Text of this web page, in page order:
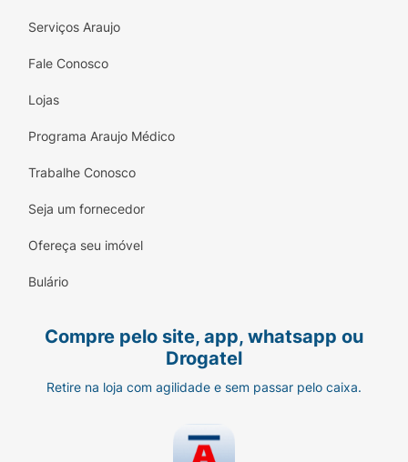
Serviços Araujo
Fale Conosco
Lojas
Programa Araujo Médico
Trabalhe Conosco
Seja um fornecedor
Ofereça seu imóvel
Bulário
Compre pelo site, app, whatsapp ou
Drogatel
Retire na loja com agilidade e sem passar pelo caixa.